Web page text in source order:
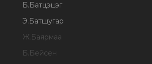
Б. Батцэцэг
Э. Батшугар
Ж. Баярмаа
Б. Бейсен